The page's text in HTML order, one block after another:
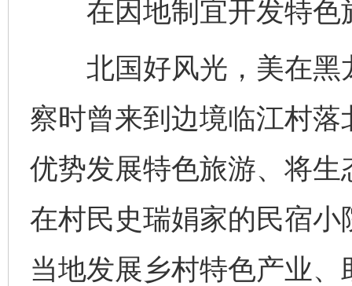
在因地制宜开发特色
北国好风光，美在黑
察时曾来到边境临江村
优势发展特色旅游、将
在村民史瑞娟家的民宿
当地发展乡村特色产业